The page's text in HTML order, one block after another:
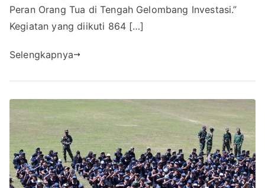
Peran Orang Tua di Tengah Gelombang Investasi.”
Kegiatan yang diikuti 864 […]
Selengkapnya